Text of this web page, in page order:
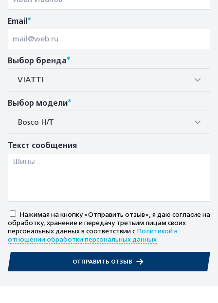
Email*
Выбор бренда*
VIATTI
Выбор модели*
Bosco H/T
Текст сообщения
Нажимая на кнопку «Отправить отзыв», я даю согласие на
обработку, хранение и передачу третьим лицам своих
персональных данных в соответствии с Политикой в
отношении обработки персональных данных
ОТПРАВИТЬ ОТЗЫВ